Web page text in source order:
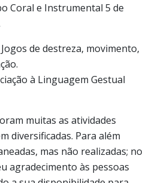
Coral e Instrumental 5 de
de destreza, movimento,
à Linguagem Gestual
muitas as atividades
diversificadas. Para além
mas não realizadas; no
agradecimento às pessoas